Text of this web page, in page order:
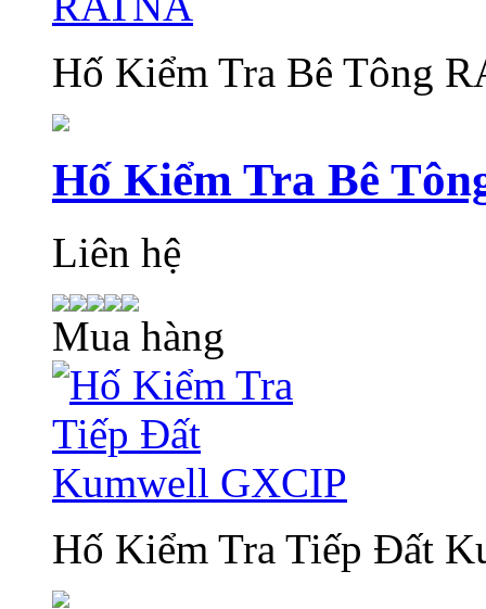
Hố Kiểm Tra Bê Tông
Hố Kiểm Tra Bê
Liên hệ
Mua hàng
Hố Kiểm Tra Tiếp Đất